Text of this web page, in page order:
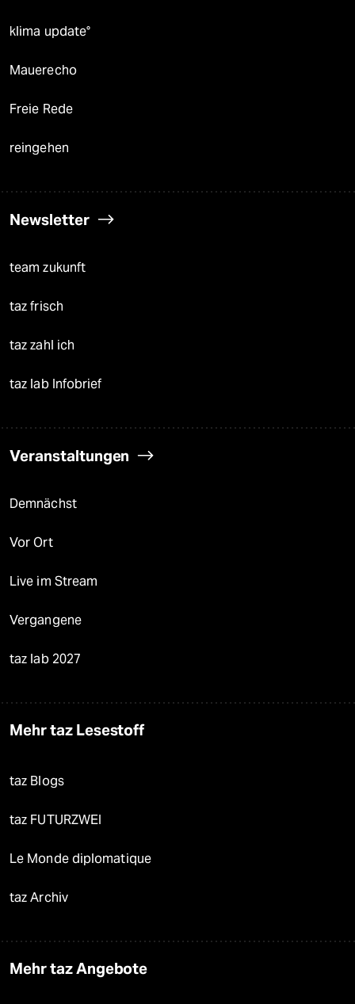
klima update°
Mauerecho
Freie Rede
reingehen
Newsletter
team zukunft
taz frisch
taz zahl ich
taz lab Infobrief
Veranstaltungen
Demnächst
Vor Ort
Live im Stream
Vergangene
taz lab 2027
Mehr taz Lesestoff
taz Blogs
taz FUTURZWEI
Le Monde diplomatique
taz Archiv
Mehr taz Angebote